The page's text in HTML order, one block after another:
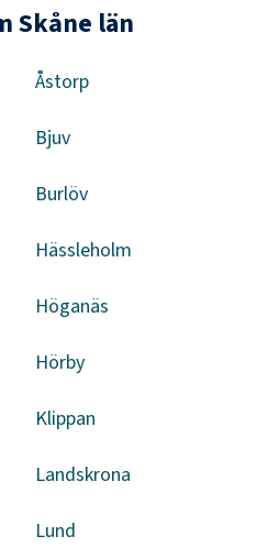
Skåne län
Åstorp
Bjuv
Burlöv
Hässleholm
Höganäs
Hörby
Klippan
Landskrona
Lund